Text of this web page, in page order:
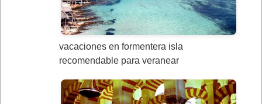
vacaciones en formentera isla
recomendable para veranear